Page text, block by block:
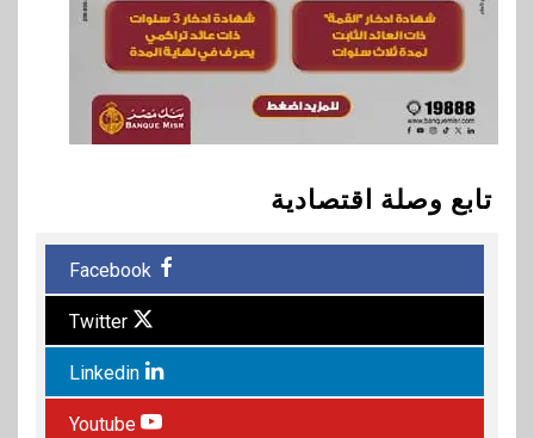
تابع وصلة اقتصادية
Facebook
Twitter
Linkedin
Youtube